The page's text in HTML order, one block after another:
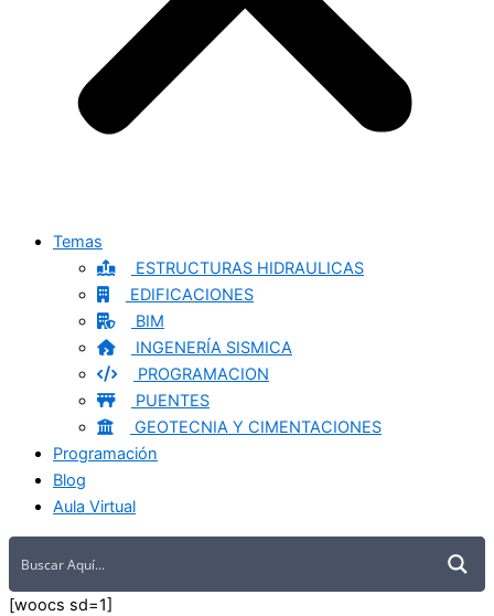
Temas
ESTRUCTURAS HIDRAULICAS
EDIFICACIONES
BIM
INGENERÍA SISMICA
PROGRAMACION
PUENTES
GEOTECNIA Y CIMENTACIONES
Programación
Blog
Aula Virtual
[woocs sd=1]